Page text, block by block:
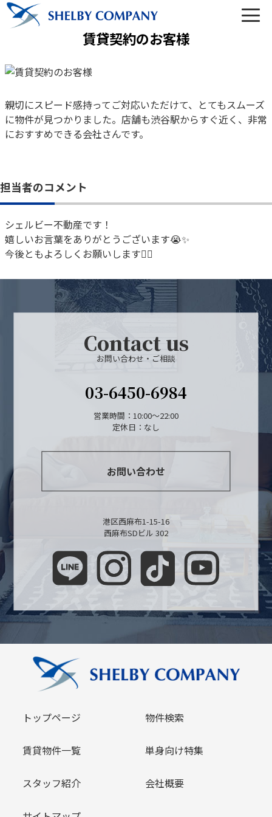
03-6450-6984
営業時間 10:00～22:00（なし定休）
トップ
賃貸物件一覧
賃貸契約のお客様
親切にスピード感持ってご対応いただけて、とてもスムーズ
に物件が見つかりました。店舗も渋谷駅からすぐ近く、非常
におすすめできる会社さんです。
担当者のコメント
シェルビー不動産です！
嬉しいお言葉をありがとうございます😭✨
今後ともよろしくお願いします🙇‍♂️
Contact us
お問い合わせ・ご相談
03-6450-6984
営業時間：10:00～22:00
定休日：なし
お問い合わせ
港区西麻布1-15-16
西麻布SDビル 302
トップページ 物件検索
賃貸物件一覧 単身向け特集
スタッフ紹介 会社概要